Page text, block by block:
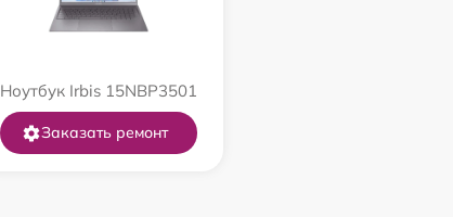
Ноутбук Irbis 15NBP3501
Заказать ремонт